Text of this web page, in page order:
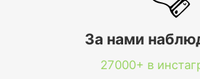
За нами
27000+ в